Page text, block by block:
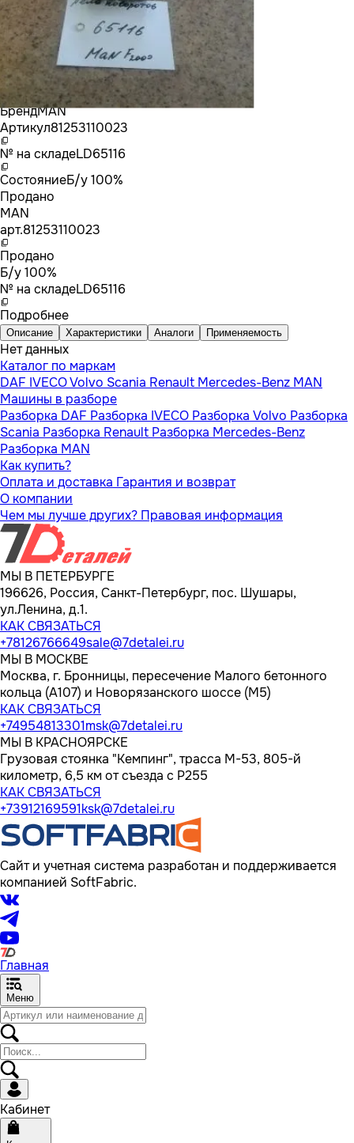
БрендMAN
Артикул81253110023
№ на складеLD65116
СостояниеБ/у 100%
Продано
MAN
арт.81253110023
Продано
Б/у 100%
№ на складеLD65116
Подробнее
Описание Характеристики Аналоги Применяемость
Нет данных
Каталог по маркам
DAF IVECOVolvo Scania Renault Mercedes-Benz MAN
Машины в разборе
Разборка DAF Разборка IVECO Разборка Volvo Разборка
Scania Разборка Renault Разборка Mercedes-Benz
Разборка MAN
Как купить?
Оплата и доставка Гарантия и возврат
О компании
Чем мы лучше других? Правовая информация
МЫ В ПЕТЕРБУРГЕ
196626, Россия, Санкт-Петербург, пос. Шушары,
ул.Ленина, д.1.
КАК СВЯЗАТЬСЯ
+78126766649sale@7detalei.ru
МЫ В МОСКВЕ
Москва, г. Бронницы, пересечение Малого бетонного
кольца (А107) и Новорязанского шоссе (М5)
КАК СВЯЗАТЬСЯ
+74954813301msk@7detalei.ru
МЫ В КРАСНОЯРСКЕ
Грузовая стоянка "Кемпинг", трасса M-53, 805-й
километр, 6,5 км от съезда с Р255
КАК СВЯЗАТЬСЯ
+73912169591ksk@7detalei.ru
Сайт и учетная система разработан и поддерживается
компанией SoftFabric.
Главная
Меню
Кабинет